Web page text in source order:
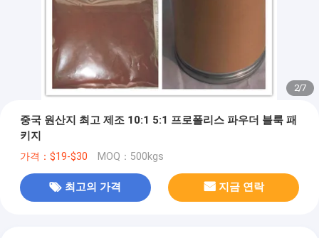
2/7
중국 원산지 최고 제조 10:1 5:1 프로폴리스 파우더 블룩 패
키지
가격：$19-$30 MOQ：500kgs
최고의 가격 지금 연락